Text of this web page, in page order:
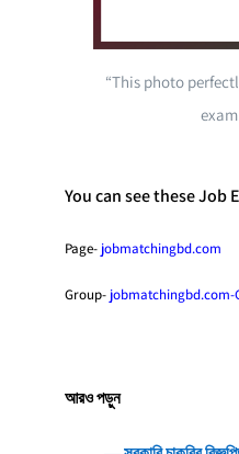
“This photo
You can see these Job
Page- jobmatchingbd.com
Group- jobmatchingbd.com-
আরও পড়ুন